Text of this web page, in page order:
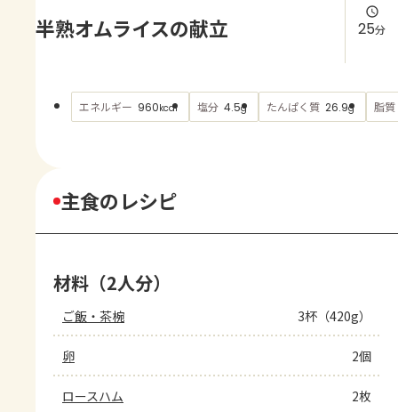
AJINOMOTO PARK とは
半熟オムライスの献立 25分
エネルギー 960kcal 塩分 4.5g たんぱく質 26.9g 脂質
主食のレシピ
材料（2人分）
ご飯・茶椀 3杯（420g）
卵 2個
ロースハム 2枚